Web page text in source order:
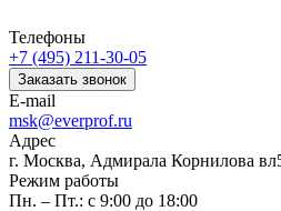
Телефоны
+7 (495) 211-30-05
Заказать звонок
E-mail
msk@everprof.ru
Адрес
г. Москва, Адмирала Корнилова
Режим работы
Пн. – Пт.: с 9:00 до 18:00